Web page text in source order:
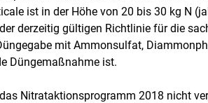
ist in der Höhe von 20 bis 30 kg N
derzeitig gültigen Richtlinie für die
mit Ammonsulfat,
Düngemaßnahme ist.
Nitrataktionsprogramm 2018 nicht